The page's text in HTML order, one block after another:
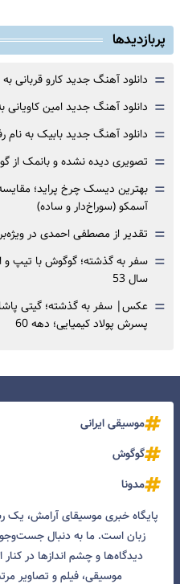
پربازدیدها
= دانلود آهنگ جدید کارو قربانی
= دانلود آهنگ جدید امین کاویانی
= دانلود آهنگ جدید بابیک به نام
= تصویری دیده نشده و بانمک از
= بهترین دیسک چرخ پراید؛
آسمکو (سوراخ‌دار و ساده)
= تقدیر از مصطفی احمدی در
=
سال 53
= عکس| سفر به گذشته؛ گیتی
پسرش پولاد کیمیایی؛ دهه 60
موسیقی ایرانی
گوگوش
مدونا
پایگاه خبری موسیقای آرامش، یک
زبان است. ما به دنبال
دیدگاه‌ها و چشم انداز‌ها در کنار
موسیقی، فیلم و تصاویر